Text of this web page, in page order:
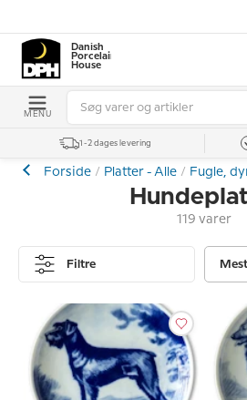
Danish
Porcelain
House
MENU
1-2 dages levering
Forside Platter - Alle Fugle,
119 varer
Filtre